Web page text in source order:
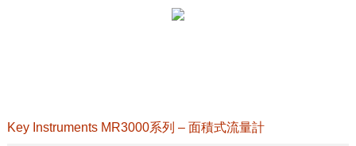
Key Instruments MR3000系列 – 面積式流量計